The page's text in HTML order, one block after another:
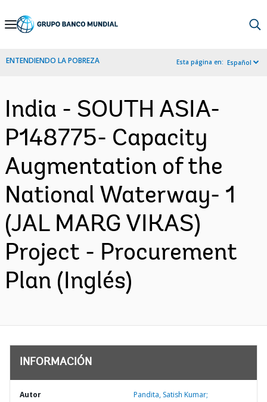
Skip
Navigation
ENTENDIENDO LA POBREZA Esta página en: Español
India - SOUTH ASIA-
P148775- Capacity
Augmentation of the
National Waterway- 1
(JAL MARG VIKAS)
Project - Procurement
Plan (Inglés)
INFORMACIÓN
Autor Pandita, Satish Kumar;